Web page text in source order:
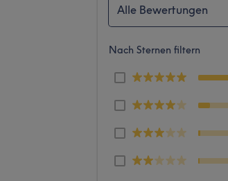
Alle Bewertungen
Nach Sternen filtern